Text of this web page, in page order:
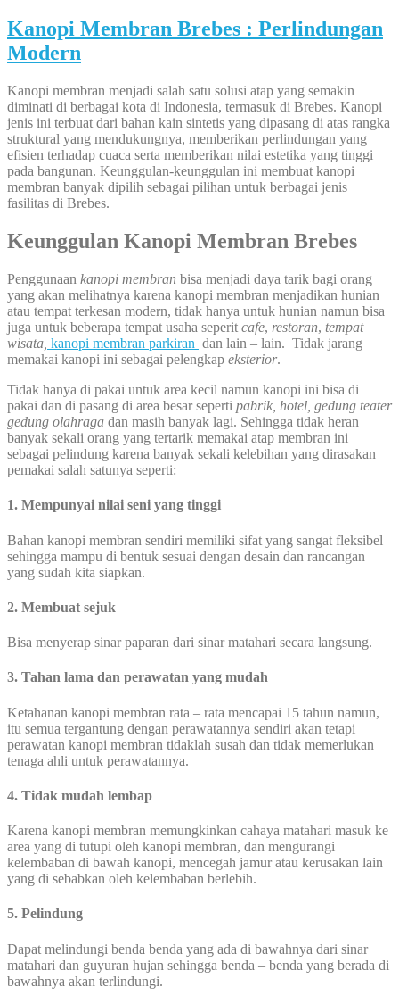
Kanopi Membran Brebes : Perlindungan
Modern
Kanopi membran menjadi salah satu solusi atap yang semakin
diminati di berbagai kota di Indonesia, termasuk di Brebes. Kanopi
jenis ini terbuat dari bahan kain sintetis yang dipasang di atas rangka
struktural yang mendukungnya, memberikan perlindungan yang
efisien terhadap cuaca serta memberikan nilai estetika yang tinggi
pada bangunan. Keunggulan-keunggulan ini membuat kanopi
membran banyak dipilih sebagai pilihan untuk berbagai jenis
fasilitas di Brebes.
Keunggulan Kanopi Membran Brebes
Penggunaan kanopi membran bisa menjadi daya tarik bagi orang
yang akan melihatnya karena kanopi membran menjadikan hunian
atau tempat terkesan modern, tidak hanya untuk hunian namun bisa
juga untuk beberapa tempat usaha seperit cafe, restoran, tempat
wisata, kanopi membran parkiran dan lain – lain. Tidak jarang
memakai kanopi ini sebagai pelengkap eksterior.
Tidak hanya di pakai untuk area kecil namun kanopi ini bisa di
pakai dan di pasang di area besar seperti pabrik, hotel, gedung teater
gedung olahraga dan masih banyak lagi. Sehingga tidak heran
banyak sekali orang yang tertarik memakai atap membran ini
sebagai pelindung karena banyak sekali kelebihan yang dirasakan
pemakai salah satunya seperti:
1. Mempunyai nilai seni yang tinggi
Bahan kanopi membran sendiri memiliki sifat yang sangat fleksibel
sehingga mampu di bentuk sesuai dengan desain dan rancangan
yang sudah kita siapkan.
2. Membuat sejuk
Bisa menyerap sinar paparan dari sinar matahari secara langsung.
3. Tahan lama dan perawatan yang mudah
Ketahanan kanopi membran rata – rata mencapai 15 tahun namun,
itu semua tergantung dengan perawatannya sendiri akan tetapi
perawatan kanopi membran tidaklah susah dan tidak memerlukan
tenaga ahli untuk perawatannya.
4. Tidak mudah lembap
Karena kanopi membran memungkinkan cahaya matahari masuk ke
area yang di tutupi oleh kanopi membran, dan mengurangi
kelembaban di bawah kanopi, mencegah jamur atau kerusakan lain
yang di sebabkan oleh kelembaban berlebih.
5. Pelindung
Dapat melindungi benda benda yang ada di bawahnya dari sinar
matahari dan guyuran hujan sehingga benda – benda yang berada di
bawahnya akan terlindungi.